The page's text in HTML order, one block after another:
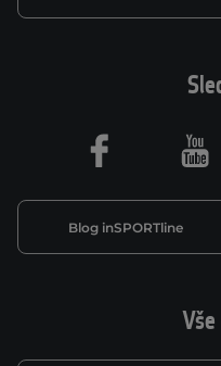
Blog inSPORTline
Facebook